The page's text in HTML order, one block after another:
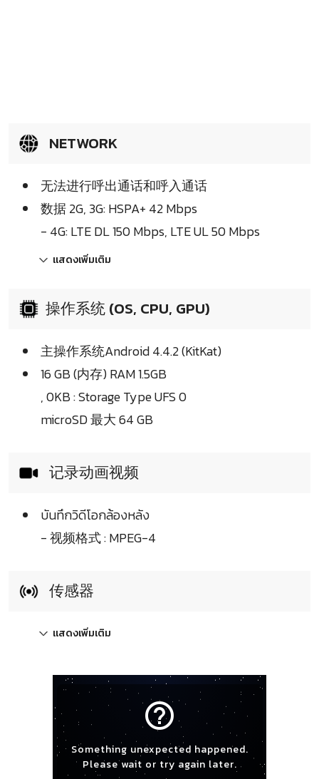
NETWORK
无法进行呼出通话和呼入通话
数据 2G, 3G: HSPA+ 42 Mbps
- 4G: LTE DL 150 Mbps, LTE UL 50 Mbps
แสดงเพิ่มเติม
操作系统 (OS, CPU, GPU)
主操作系统Android 4.4.2 (KitKat)
16 GB (内存) RAM 1.5GB
, 0KB : Storage Type UFS 0
microSD 最大 64 GB
记录动画视频
บันทึกวิดีโอกล้องหลัง
- 视频格式 : MPEG-4
传感器
แสดงเพิ่มเติม
help_outline
Something unexpected happened.
Please wait or try again later.